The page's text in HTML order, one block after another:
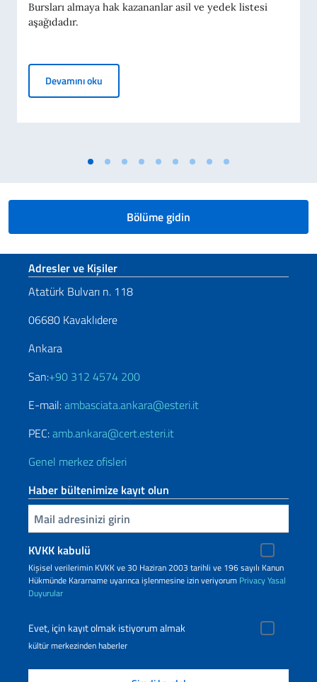
Bursları almaya hak kazananlar asil ve yedek listesi
aşağıdadır.
Devamını oku
Bölüme gidin
Footer section
Adresler ve Kişiler
Atatürk Bulvarı n. 118
06680 Kavaklıdere
Ankara
San:+90 312 4574 200
E-mail:ambasciata.ankara@esteri.it
PEC:amb.ankara@cert.esteri.it
Genel merkez ofisleri
Haber bültenimize kayıt olun
Inserisci la tua email
KVKK kabulü
Kişisel verilerimin KVKK ve 30 Haziran 2003 tarihli ve 196 sayılı Kanun
Hükmünde Kararname uyarınca işlenmesine izin veriyorum PrivacyYasal
Duyurular
Evet, için kayıt olmak istiyorum almak
kültür merkezinden haberler